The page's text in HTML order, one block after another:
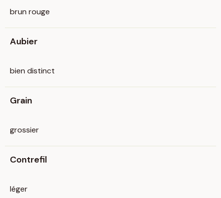
brun rouge
Aubier
bien distinct
Grain
grossier
Contrefil
léger